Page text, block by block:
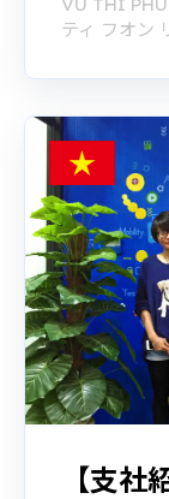
ティ フオン
【支社